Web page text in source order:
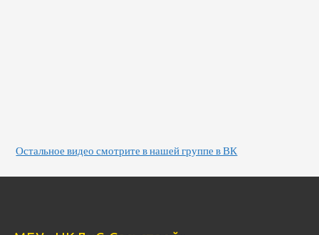
Остальное видео смотрите в нашей группе в ВК